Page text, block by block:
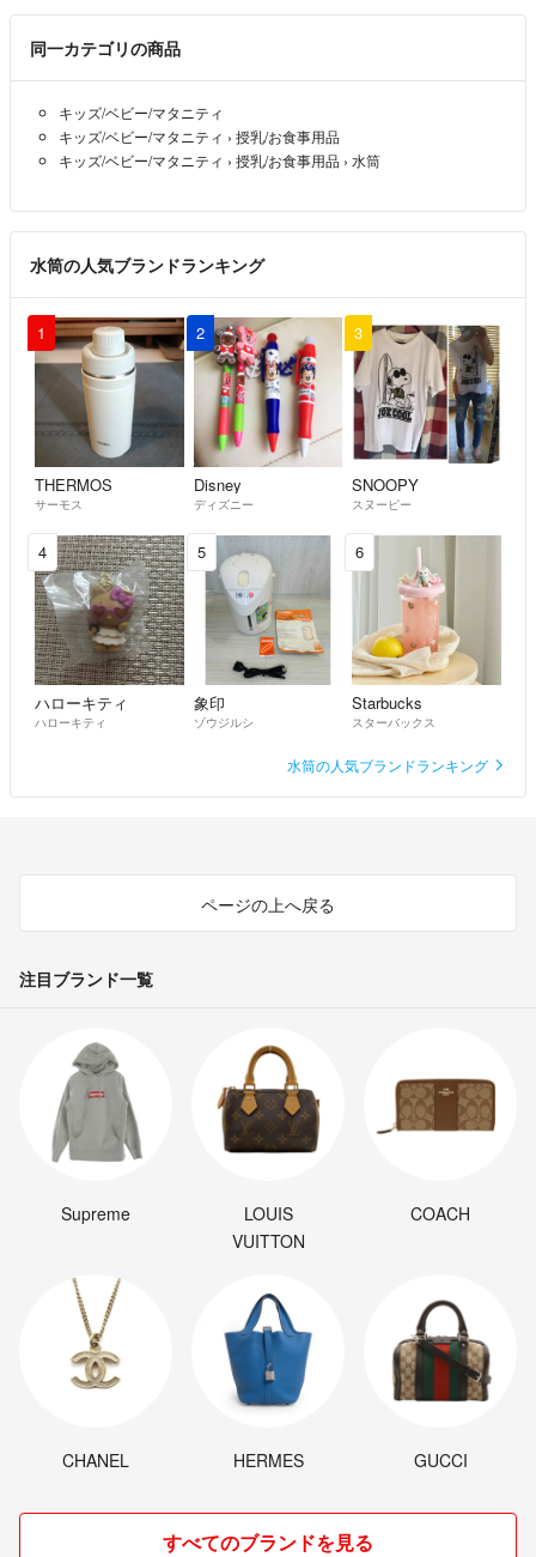
出品者 ママジュンキ- 6年以上前
はじめまして(*^▽^*)
こちら、お値下げは可能でしょうか？
メイプルベア- 6年以上前
同一カテゴリの商品
キッズ/ベビー/マタニティ
キッズ/ベビー/マタニティ › 授乳/お食事用品
キッズ/ベビー/マタニティ › 授乳/お食事用品 › 水筒
水筒の人気ブランドランキング
1
THERMOS
サーモス
2
Disney
ディズニー
3
SNOOPY
スヌーピー
4
ハローキティ
ハローキティ
5
象印
ゾウジルシ
6
Starbucks
スターバックス
水筒の人気ブランドランキング
ページの上へ戻る
注目ブランド一覧
Supreme
LOUIS
VUITTON
COACH
CHANEL HERMES GUCCI
すべてのブランドを見る